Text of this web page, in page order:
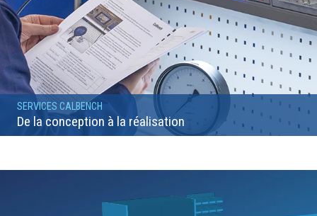
SERVICES CALBENCH
De la conception à la réalisation